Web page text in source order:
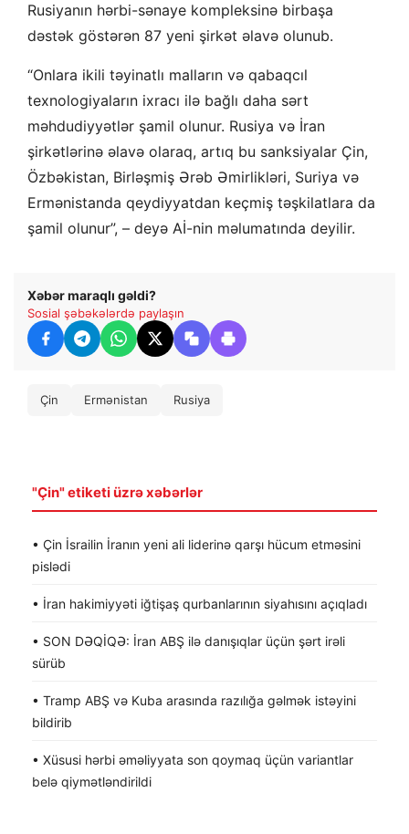
Rusiyanın hərbi-sənaye kompleksinə birbaşa
dəstək göstərən 87 yeni şirkət əlavə olunub.
“Onlara ikili təyinatlı malların və qabaqcıl
texnologiyaların ixracı ilə bağlı daha sərt
məhdudiyyətlər şamil olunur. Rusiya və İran
şirkətlərinə əlavə olaraq, artıq bu sanksiyalar Çin,
Özbəkistan, Birləşmiş Ərəb Əmirlikləri, Suriya və
Ermənistanda qeydiyyatdan keçmiş təşkilatlara da
şamil olunur”, – deyə Aİ-nin məlumatında deyilir.
Xəbər maraqlı gəldi?
Sosial şəbəkələrdə paylaşın
Çin Ermənistan Rusiya
"Çin" etiketi üzrə xəbərlər
• Çin İsrailin İranın yeni ali liderinə qarşı hücum etməsini
pislədi
• İran hakimiyyəti iğtişaş qurbanlarının siyahısını açıqladı
• SON DƏQİQƏ: İran ABŞ ilə danışıqlar üçün şərt irəli
sürüb
• Tramp ABŞ və Kuba arasında razılığa gəlmək istəyini
bildirib
• Xüsusi hərbi əməliyyata son qoymaq üçün variantlar
belə qiymətləndirildi